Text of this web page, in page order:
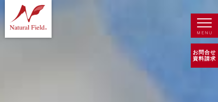
お問合せ
資料請求